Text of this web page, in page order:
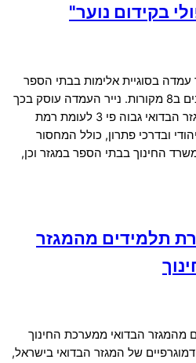
בקידום נוער"
עמדה בסוגיית אלימות בבתי הספר
במגזר הבדואי – 3 עמודים מגובים ב8 מקורות. נייר העמדה עוסק בכך
שרמת אלימות בבתי הספר במגזר הבדואי גבוה פי 3 לעומת רמת
ובדרכי פתרון, כולל המחסור
החינוך בבתי הספר במגזר וכן,
תלמידים מהמגזר
מהמגזר הבדואי ממערכת החינוך
של המגזר הבדואי בישראל,